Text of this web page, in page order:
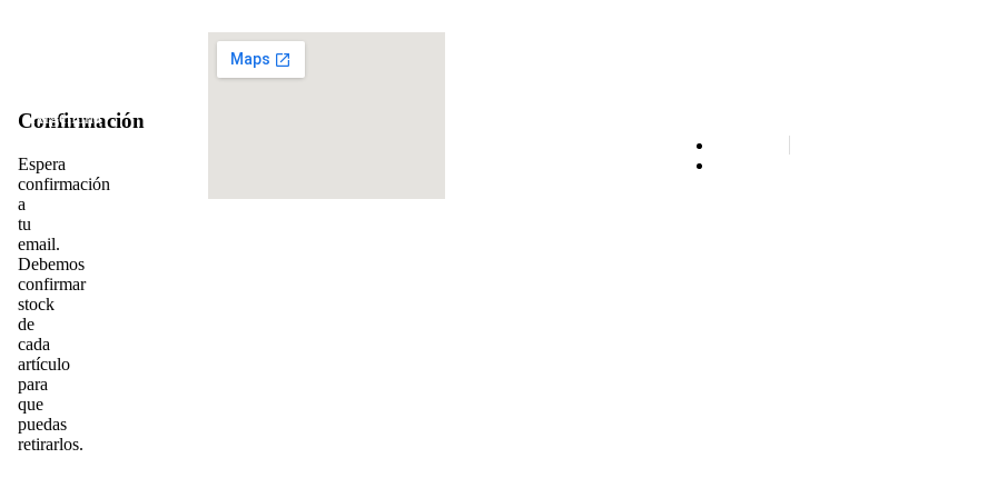
Confirmación
Espera
confirmación
a
tu
email.
Debemos
confirmar
stock
de
cada
artículo
para
que
puedas
retirarlos.
Argentina